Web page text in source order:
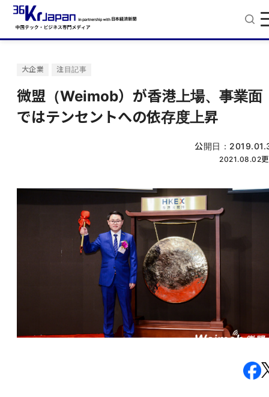
大企業 注目記事
微盟（Weimob）が香港上場、事業面
ではテンセントへの依存度上昇
公開日：
2021.08.02